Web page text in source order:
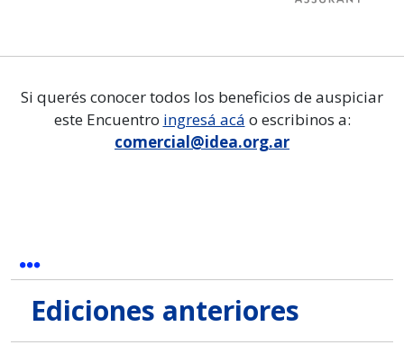
Si querés conocer todos los beneficios de auspiciar
este Encuentro ingresá acá o escribinos a:
comercial@idea.org.ar
Ediciones anteriores